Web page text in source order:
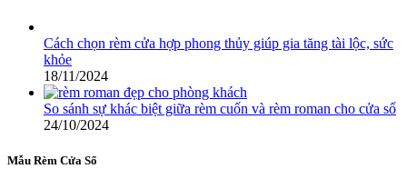
Cách chọn rèm cửa hợp phong thủy giúp gia tăng tài lộc, sức
khỏe
18/11/2024
So sánh sự khác biệt giữa rèm cuốn và rèm roman cho cửa sổ
24/10/2024
Mẫu Rèm Cửa Sổ